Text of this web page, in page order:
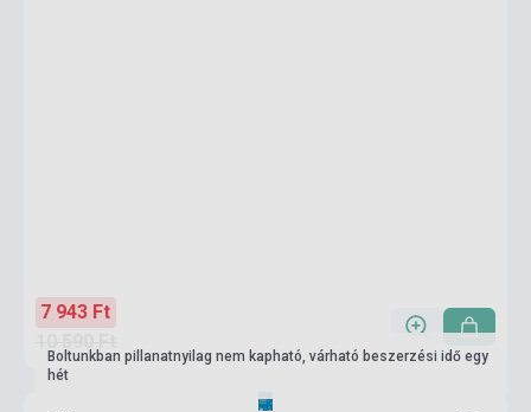
7 943 Ft
Boltunkban pillanatnyilag nem kapható, várható beszerzési idő egy
hét